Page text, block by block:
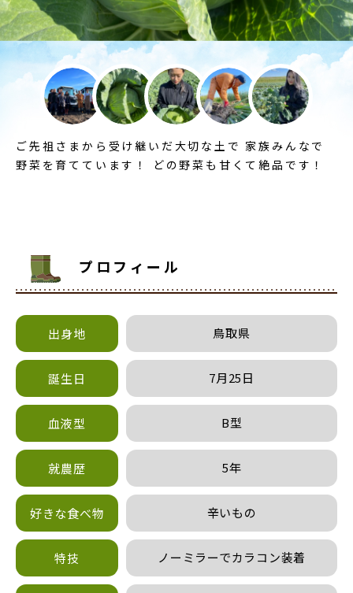
ご先祖さまから受け継いだ大切な土で 家族みんなで
野菜を育てています！ どの野菜も甘くて絶品です！
プロフィール
出身地 鳥取県
誕生日 7月25日
血液型 B型
就農歴 5年
好きな食べ物 辛いもの
特技 ノーミラーでカラコン装着